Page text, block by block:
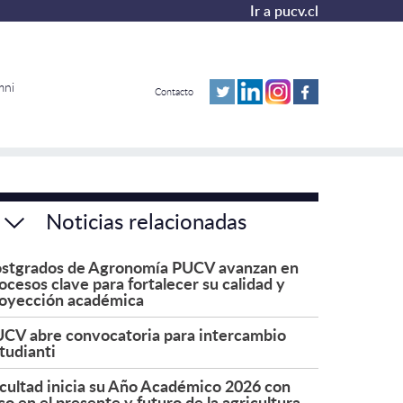
Ir a pucv.cl
Contacto
Noticias relacionadas
de Agronomía PUCV avanzan en
clave para fortalecer su calidad y
académica
abre convocatoria para intercambio
inicia su Año Académico 2026 con